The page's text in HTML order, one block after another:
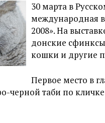
30 марта в
международная
2008». На
донские
кошки и другие
Первое место в
черной таби по